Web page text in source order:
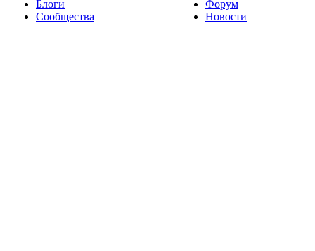
Блоги
Сообщества
Форум
Новости